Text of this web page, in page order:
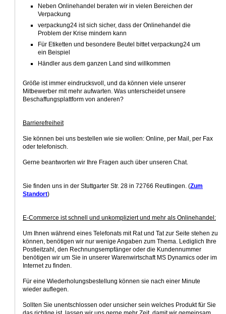
Neben Onlinehandel beraten wir in vielen Bereichen der
Verpackung
verpackung24 ist sich sicher, dass der Onlinehandel die
Problem der Krise mindern kann
Für Etiketten und besondere Beutel bittet verpackung24 um
ein Beispiel
Händler aus dem ganzen Land sind willkommen
Größe ist immer eindrucksvoll, und da können viele unserer
Mitbewerber mit mehr aufwarten. Was unterscheidet unsere
Beschaffungsplattform von anderen?
Barrierefreiheit
Sie können bei uns bestellen wie sie wollen: Online, per Mail, per Fax
oder telefonisch.
Gerne beantworten wir Ihre Fragen auch über unseren Chat.
Sie finden uns in der Stuttgarter Str. 28 in 72766 Reutlingen. (Zum
Standort)
E-Commerce ist schnell und unkompliziert und mehr als Onlinehandel:
Um Ihnen während eines Telefonats mit Rat und Tat zur Seite stehen zu
können, benötigen wir nur wenige Angaben zum Thema. Lediglich Ihre
Postleitzahl, den Rechnungsempfänger oder die Kundennummer
benötigen wir um Sie in unserer Warenwirtschaft MS Dynamics oder im
Internet zu finden.
Für eine Wiederholungsbestellung können sie nach einer Minute
wieder auflegen.
Sollten Sie unentschlossen oder unsicher sein welches Produkt für Sie